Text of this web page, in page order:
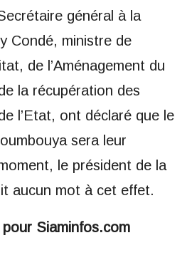
général à la
Condé, ministre de
de l’Aménagement du
la récupération des
l’Etat, ont déclaré que le
sera leur
le président de la
aucun mot à cet effet.
Siaminfos.com